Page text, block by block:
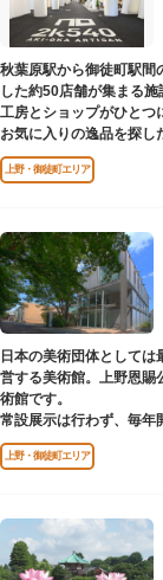
秋葉原駅から御徒町駅間
した約50店舗が集まる
工房とショップがひとつ
お気に入りの逸品を探し
参加して自分だけのオリ
ニケーションをとりなが
ないぬくもりと、新しい
名前の由来は、東京駅
駅（AKIHABARA）と御
「AKI-OKA」、フランス
せたもの。
施設周辺は、江戸の文化
り、現在もジュエリー
をもった店舗が集結して
上野・御徒町エリア
日本の美術団体として
営する美術館。上野恩賜
術館です。
常設展示は行わず、毎年
展）、公募展（上野の森
ガから書展にいたるまで
別館の1階には、小企画
そして、3階には上野の
対象とした油彩・アクリ
上野・御徒町エリア